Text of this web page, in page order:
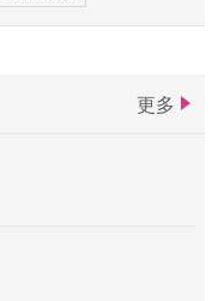
更多